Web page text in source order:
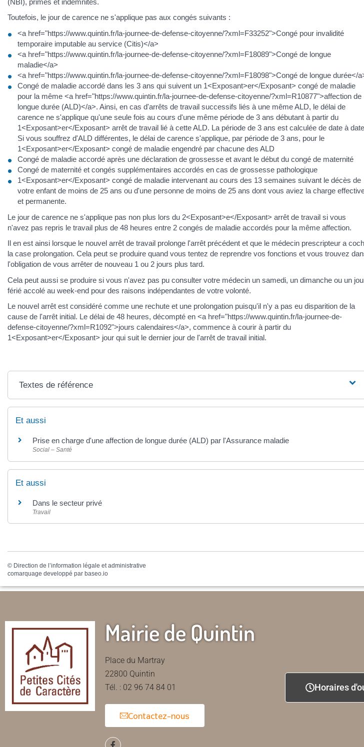
Toutefois, le jour de carence ne s'applique pas aux congés suivants :
<a href="https://www.quintin.fr/la-journee-de-defense-citoyenne/?xml=F33252">Congé pour invalidité
temporaire imputable au service (Citis)</a>
<a href="https://www.quintin.fr/la-journee-de-defense-citoyenne/?xml=F18089">Congé de longue
maladie</a>
<a href="https://www.quintin.fr/la-journee-de-defense-citoyenne/?xml=F18098">Congé de longue durée</
Congé de maladie accordé dans les 3 ans qui suivent un 1<Exposant>er</Exposant> congé de maladie
pour la même <a href="https://www.quintin.fr/la-journee-de-defense-citoyenne/?xml=R10877">affection de
longue durée (ALD)</a>. Ainsi, en cas d'arrêts de travail successifs liés à une même ALD, le délai de
carence ne s'applique qu'une seule fois au cours d'une même période de 3 ans débutant à partir du
1<Exposant>er</Exposant> arrêt de travail lié à cette ALD. La période de 3 ans est calculée de date à
Si vous souffrez d'ALD différentes, le délai de carence s'applique, par période de 3 ans, pour le
1<Exposant>er</Exposant> congé de maladie engendré par chacune des ALD
Congé de maladie accordé après une déclaration de grossesse et avant le début du congé de maternité
Congé de maternité et congés supplémentaires accordés en cas de grossesse pathologique
1<Exposant>er</Exposant> congé de maladie intervenant au cours des 13 semaines suivant le décès de
votre enfant de moins de 25 ans ou d'une personne de moins de 25 ans dont vous aviez la charge
et permanente.
Le jour de carence ne s'applique pas non plus lors du 2<Exposant>e</Exposant> arrêt de travail si vous
n'avez pas repris le travail plus de 48 heures entre 2 congés de maladie accordés pour la même affection.
Il en est ainsi lorsque le nouvel arrêt de travail prolonge l'arrêt précédent et que le médecin prescripteur a
la case prolongation. Cela peut se produire quand vous tentez de reprendre vos fonctions et vous trouvez
l'obligation de vous arrêter de nouveau 1 ou 2 jours plus tard.
Cela peut aussi se produire si vous n'avez pas pu consulter votre médecin un samedi, un dimanche ou un
férié accolé au week-end pour des raisons indépendantes de votre volonté.
Le nouvel arrêt est considéré comme une rechute et une prolongation puisqu'il n'y a pas eu disparition de la
cause de l'arrêt initial. Le délai de 48 heures, décompté en <a href="https://www.quintin.fr/la-journee-de-
defense-citoyenne/?xml=R1092">jours calendaires</a>, commence à courir à partir du
1<Exposant>er</Exposant> jour qui suit le dernier jour de l'arrêt de travail initial.
Textes de référence
Et aussi
Prise en charge d'une affection de longue durée (ALD) par l'Assurance maladie
Social – Santé
Et aussi
Dans le secteur privé
Travail
© Direction de l’information légale et administrative
comarquage developpé par baseo.io
Mairie de Quintin
Place du Martray
22800 Quintin
Tél. : 02 96 74 84 01
Contactez-nous
Horaires